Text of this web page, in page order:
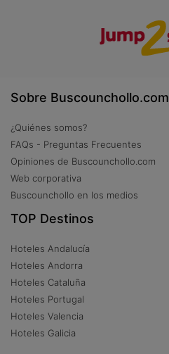
Sobre Buscounchollo.com
¿Quiénes somos?
FAQs - Preguntas Frecuentes
Opiniones de Buscounchollo.com
Web corporativa
Buscounchollo en los medios
TOP Destinos
Hoteles Andalucía
Hoteles Andorra
Hoteles Cataluña
Hoteles Portugal
Hoteles Valencia
Hoteles Galicia